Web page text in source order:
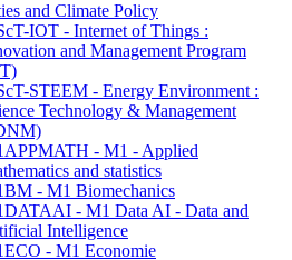
and Climate Policy
IOT - Internet of Things :
and Management Program
STEEM - Energy Environment :
Technology & Management
- M1 - Applied
and statistics
- M1 Biomechanics
- M1 Data AI - Data and
Intelligence
- M1 Economie